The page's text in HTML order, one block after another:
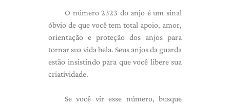
O número 2323 do anjo é um sinal
óbvio de que você tem total apoio, amor,
orientação e proteção dos anjos para
tornar sua vida bela. Seus anjos da guarda
estão insistindo para que você libere sua
criatividade.
Se você vir esse número, busque